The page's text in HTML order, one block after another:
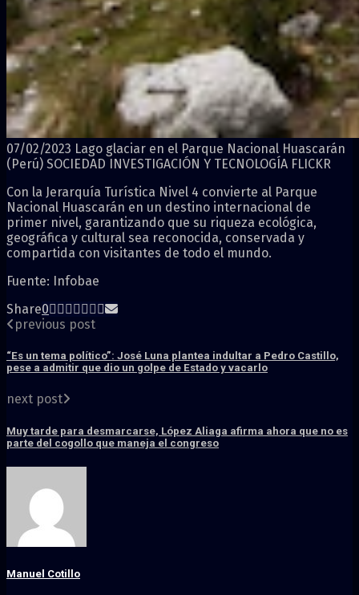
07/02/2023 Lago glaciar en el Parque Nacional Huascarán
(Perú) SOCIEDAD INVESTIGACIÓN Y TECNOLOGÍA FLICKR
Con la Jerarquía Turística Nivel 4 convierte al Parque
Nacional Huascarán en un destino internacional de
primer nivel, garantizando que su riqueza ecológica,
geográfica y cultural sea reconocida, conservada y
compartida con visitantes de todo el mundo.
Fuente: Infobae
Share0
previous post
“Es un tema político”: José Luna plantea indultar a Pedro Castillo,
pese a admitir que dio un golpe de Estado y vacarlo
next post
Muy tarde para desmarcarse, López Aliaga afirma ahora que no es
parte del cogollo que maneja el congreso
Manuel Cotillo